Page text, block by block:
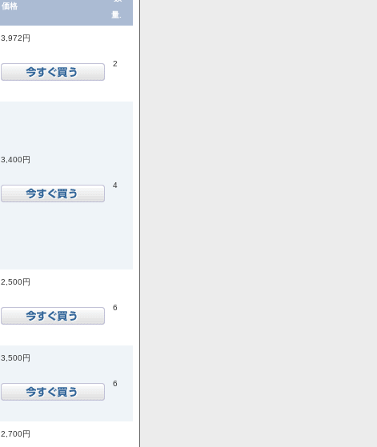
価格
量.
3,972円
2
3,400円
4
2,500円
6
3,500円
6
2,700円